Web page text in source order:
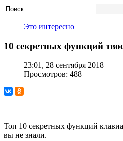
Это интересно
10 секретных функций
23:01, 28 сентября 2018
Просмотров: 488
Топ 10 секретных функций
вы не знали.